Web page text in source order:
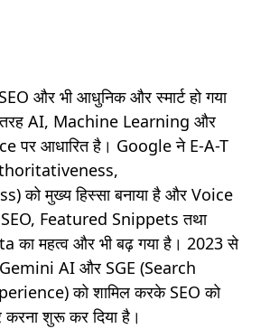
और भी आधुनिक और स्मार्ट हो गया
तरह AI, Machine Learning और
पर आधारित है। Google ने E-A-T
को मुख्य हिस्सा बनाया है और Voice
Featured Snippets तथा
का महत्व और भी बढ़ गया है। 2023 से
AI और SGE (Search
को शामिल करके SEO को
करना शुरू कर दिया है।